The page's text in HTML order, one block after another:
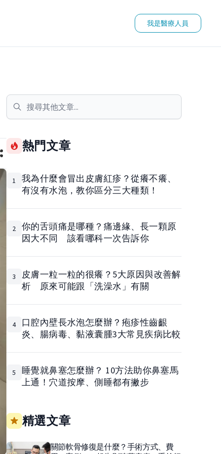
我是醫療人員
熱門文章
1
我為什麼會冒出皮膚紅疹？從癢不癢、
有沒有水泡，教你區分三大種類！
2
你的舌頭痛是哪種？痛邊緣、長一顆原
因大不同 該看哪科一次告訴你
3
皮膚一粒一粒的很癢？5大原因與改善解
析 原來可能跟「洗澡水」有關
4
口腔內壁長水泡怎麼辦？疱疹性齒齦
炎、腸病毒、黏液囊腫3大常見疾病比較
5
睡覺就鼻塞怎麼辦？ 10方法助你鼻塞馬
上通！穴道按摩、側睡都有撇步
精選文章
關節軟骨修復是什麼？手術方式、費